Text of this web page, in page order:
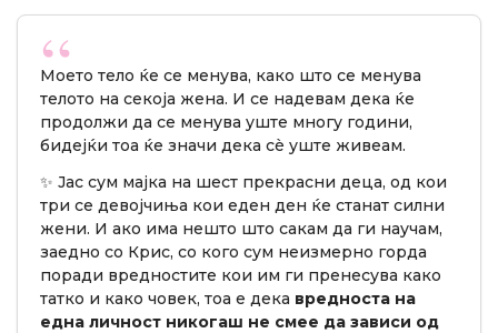
Моето тело ќе се менува, како што се менува
телото на секоја жена. И се надевам дека ќе
продолжи да се менува уште многу години,
бидејќи тоа ќе значи дека сè уште живеам.
✨ Јас сум мајка на шест прекрасни деца, од кои
три се девојчиња кои еден ден ќе станат силни
жени. И ако има нешто што сакам да ги научам,
заедно со Крис, со кого сум неизмерно горда
поради вредностите кои им ги пренесува како
татко и како човек, тоа е дека вредноста на
една личност никогаш не смее да зависи од